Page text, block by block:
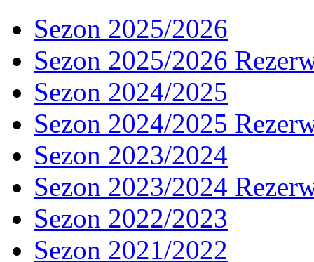
Sezon 2025/2026
Sezon 2025/2026
Sezon 2024/2025
Sezon 2024/2025
Sezon 2023/2024
Sezon 2023/2024
Sezon 2022/2023
Sezon 2021/2022